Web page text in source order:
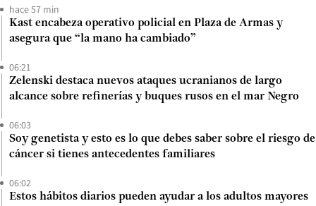
hace 57 min
Kast encabeza operativo policial en Plaza de Armas y
asegura que “la mano ha cambiado”
06:21
Zelenski destaca nuevos ataques ucranianos de largo
alcance sobre refinerías y buques rusos en el mar Negro
06:03
Soy genetista y esto es lo que debes saber sobre el riesgo de
cáncer si tienes antecedentes familiares
06:02
Estos hábitos diarios pueden ayudar a los adultos mayores